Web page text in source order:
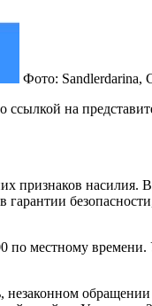
Фото: Sandlerdarina,
на
признаков насилия.
по местному
незаконном